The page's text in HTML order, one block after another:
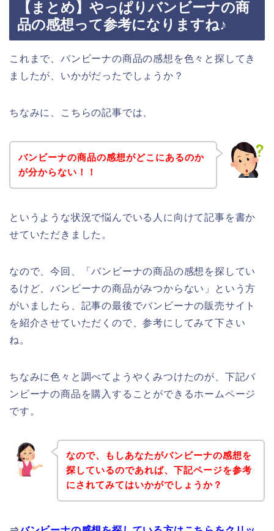
【まとめ】やっぱりバンビーナの商
品の感想って参考になりますね♪
これまで、バンビーナの商品の感想を色々と探してき
ましたが、いかがだったでしょうか？
ちなみに、こちらの記事では、
バンビーナの商品の感想がどこにあるのか
が分からない！！
というような状況で悩んでいる人に向けて記事を書か
せていただきました。
なので、今回、「バンビーナの商品の感想を探してい
るけど、バンビーナの商品がみつからない」という方
がいましたら、記事の最後でバンビーナの販売サイト
を紹介させていただくので、参考にしてみて下さい
ね。
ちなみに色々と調べてようやくみつけたのが、下記バ
ンビーナの商品を購入することができるホームページ
です。
なので、もしあなたがバンビーナの感想を
探しているのであれば、下記ページを参考
にされてみてはいかがでしょうか？